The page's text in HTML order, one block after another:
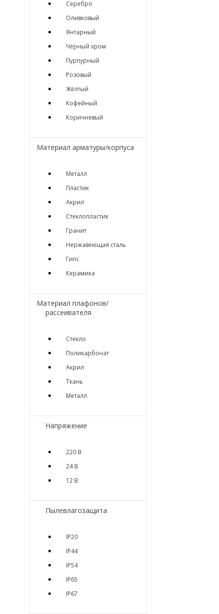
Серебро
Оливковый
Янтарный
Чёрный хром
Пурпурный
Розовый
Жёлтый
Кофейный
Коричневый
Материал арматуры/корпуса
Металл
Пластик
Акрил
Стеклопластик
Гранит
Нержавеющая сталь
Гипс
Керамика
Материал плафонов/
рассеивателя
Стекло
Поликарбонат
Акрил
Ткань
Металл
Напряжение
220 В
24 В
12 В
Пылевлагозащита
IP20
IP44
IP54
IP65
IP67